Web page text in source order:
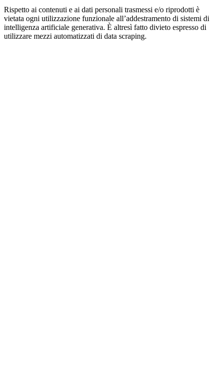
Rispetto ai contenuti e ai dati personali trasmessi e/o riprodotti è
vietata ogni utilizzazione funzionale all’addestramento di sistemi di
intelligenza artificiale generativa. È altresì fatto divieto espresso di
utilizzare mezzi automatizzati di data scraping.